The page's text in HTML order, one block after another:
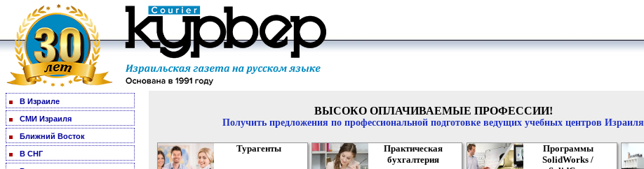
В Израиле
СМИ Израиля
Ближний Восток
В СНГ
ВЫСОКО ОПЛАЧИВАЕМЫЕ ПРОФЕССИИ!
Получить предложения по профессиональной подготовке ведущих учебных центров Израиля
Турагенты
Практическая
бухгалтерия
Программы
SolidWorks /